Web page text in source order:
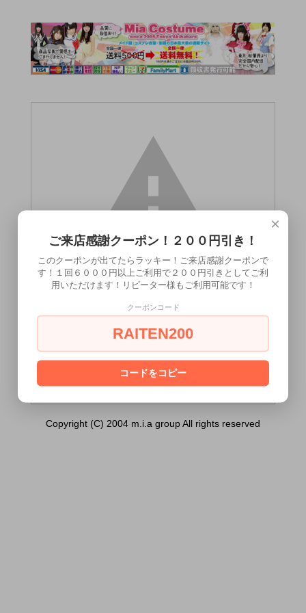
（ブルー））は18歳未満の方には販売でき
[ はい ] [ いいえ ]
Copyright (C) 2004 m.i.a group All rights reserved
×
ご来店感謝クーポン！２００円引き！
このクーポンが出てたらラッキー！ご来店感謝クーポンで
す！１回６０００円以上ご利用で２００円引きとしてご利
用いただけます！リピーター様もご利用可能です！
クーポンコード
RAITEN200
コードをコピー